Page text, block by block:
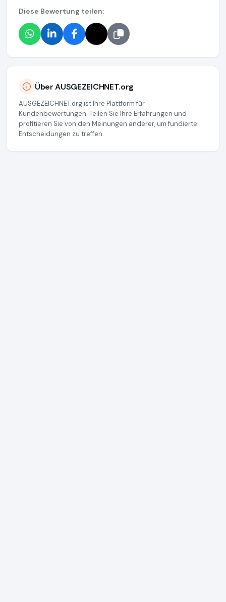
Diese Bewertung teilen:
Über AUSGEZEICHNET.org
AUSGEZEICHNET.org ist Ihre Plattform für
Kundenbewertungen. Teilen Sie Ihre Erfahrungen und
profitieren Sie von den Meinungen anderer, um fundierte
Entscheidungen zu treffen.